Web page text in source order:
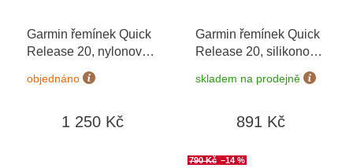
Garmin řemínek Quick
Release 20, nylonový
Ivory ComfortFit 010-
13440-01
objednáno
1 250 Kč
Garmin řemínek Quick
Release 20, silikonový
skladem na prodejně
891 Kč
790 Kč –14 %